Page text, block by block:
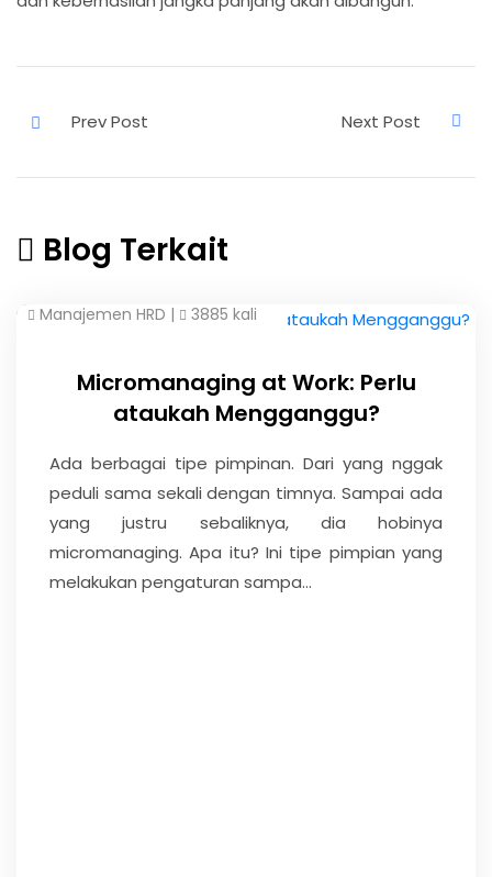
Blog Terkait
Manajemen HRD | 3885 kali
Micromanaging at Work: Perlu
ataukah Mengganggu?
Ada berbagai tipe pimpinan. Dari yang nggak
peduli sama sekali dengan timnya. Sampai ada
yang justru sebaliknya, dia hobinya
micromanaging. Apa itu? Ini tipe pimpian yang
melakukan pengaturan sampa...